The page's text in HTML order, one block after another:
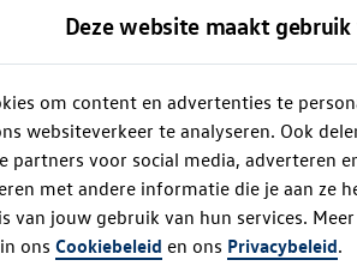
Deze website maakt gebruik
om content en advertenties te
websiteverkeer te analyseren. Ook
partners voor social media, adverteren
met andere informatie die je aan ze
van jouw gebruik van hun services.
ons Cookiebeleid en ons Privacybeleid.